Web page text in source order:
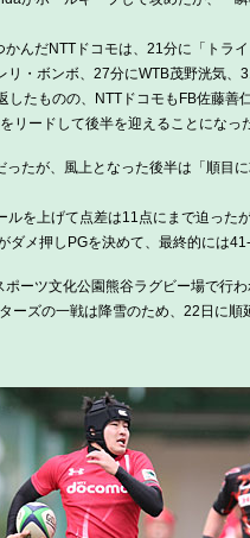
かんだNTTドコモは、21分に「トラ
リ・ボンボ、27分にWTB茂野洸気
したものの、NTTドコモもFB佐藤
リードして後半を迎えることになっ
たが、風上となった後半は「順目
ルを上げて点差は11点にまで迫った
ダメ押しPGを決めて、最終的には
ーツ文化公園熊谷ラグビー場で行
ーズの一戦は降雪のため、22日に順